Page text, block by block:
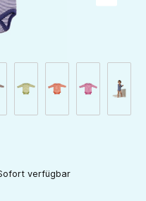
verfügbar